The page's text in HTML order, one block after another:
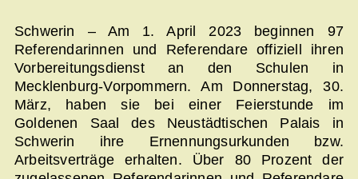
Schwerin – Am 1. April 2023 beginnen 97
Referendarinnen und Referendare offiziell ihren
Vorbereitungsdienst an den Schulen in
Mecklenburg-Vorpommern. Am Donnerstag, 30.
März, haben sie bei einer Feierstunde im
Goldenen Saal des Neustädtischen Palais in
Schwerin ihre Ernennungsurkunden bzw.
Arbeitsverträge erhalten. Über 80 Prozent der